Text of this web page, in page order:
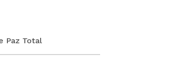
Paz Total